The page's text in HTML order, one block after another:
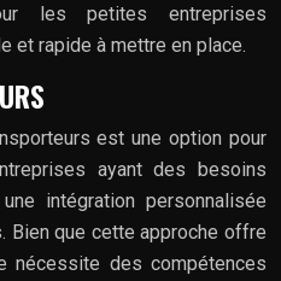
les petites entreprises
et rapide à mettre en place.
est une option pour
ayant des besoins
intégration personnalisée
que cette approche offre
nécessite des compétences